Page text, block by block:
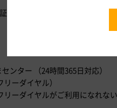
結果を踏まえ、今後、「竹製エ
ンター （24時間365日対応）
ーダイヤル）
リーダイヤルがご利用になれな